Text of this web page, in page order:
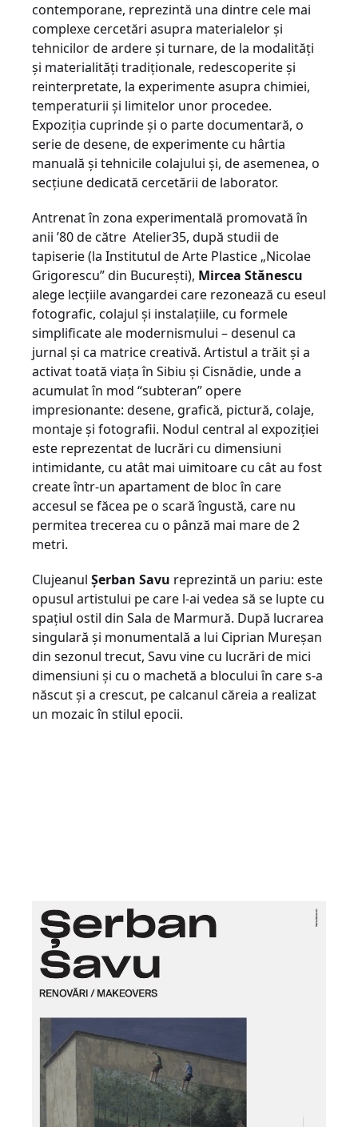
contemporane, reprezintă una dintre cele mai
complexe cercetări asupra materialelor și
tehnicilor de ardere și turnare, de la modalități
și materialități tradiționale, redescoperite și
reinterpretate, la experimente asupra chimiei,
temperaturii și limitelor unor procedee.
Expoziția cuprinde și o parte documentară, o
serie de desene, de experimente cu hârtia
manuală și tehnicile colajului și, de asemenea, o
secțiune dedicată cercetării de laborator.
Antrenat în zona experimentală promovată în
anii ’80 de către Atelier35, după studii de
tapiserie (la Institutul de Arte Plastice „Nicolae
Grigorescu” din București), Mircea Stănescu
alege lecțiile avangardei care rezonează cu eseul
fotografic, colajul și instalațiile, cu formele
simplificate ale modernismului – desenul ca
jurnal și ca matrice creativă. Artistul a trăit și a
activat toată viața în Sibiu și Cisnădie, unde a
acumulat în mod “subteran” opere
impresionante: desene, grafică, pictură, colaje,
montaje și fotografii. Nodul central al expoziției
este reprezentat de lucrări cu dimensiuni
intimidante, cu atât mai uimitoare cu cât au fost
create într-un apartament de bloc în care
accesul se făcea pe o scară îngustă, care nu
permitea trecerea cu o pânză mai mare de 2
metri.
Clujeanul Șerban Savu reprezintă un pariu: este
opusul artistului pe care l-ai vedea să se lupte cu
spațiul ostil din Sala de Marmură. După lucrarea
singulară și monumentală a lui Ciprian Mureșan
din sezonul trecut, Savu vine cu lucrări de mici
dimensiuni și cu o machetă a blocului în care s-a
născut și a crescut, pe calcanul căreia a realizat
un mozaic în stilul epocii.